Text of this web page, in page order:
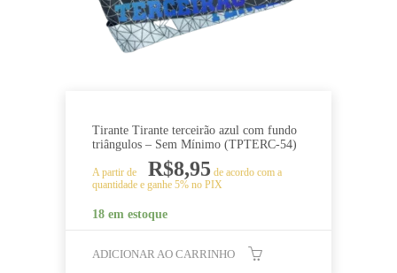
Tirante Tirante terceirão azul com fundo
triângulos – Sem Mínimo (TPTERC-54)
A partir de R$8,95 de acordo com a
quantidade e ganhe 5% no PIX
18 em estoque
ADICIONAR AO CARRINHO